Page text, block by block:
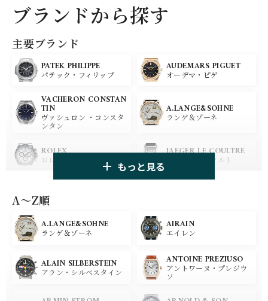
ブランドから探す
主要ブランド
PATEK PHILIPPE
パテック・フィリップ
AUDEMARS PIGUET
オーデマ・ピゲ
VACHERON CONSTAN
TIN
ヴァシュロン ・コンスタ
ンタン
A.LANGE&SOHNE
ランゲ＆ゾーネ
ROLEX
ロレックス
JAEGER LE COULTRE
ジャガー・ルクルト
パネライ
OMEGA
オメガ
BREGUET
ブレゲ
BLANCPAIN
ブランパン
BREITLING
ブライトリング
もっと見る
A〜Z順
A.LANGE&SOHNE
ランゲ＆ゾーネ
AIRAIN
エイレン
ALAIN SILBERSTEIN
アラン・シルベスタイン
ANTOINE PREZIUSO
アントワーヌ・プレジウ
ソ